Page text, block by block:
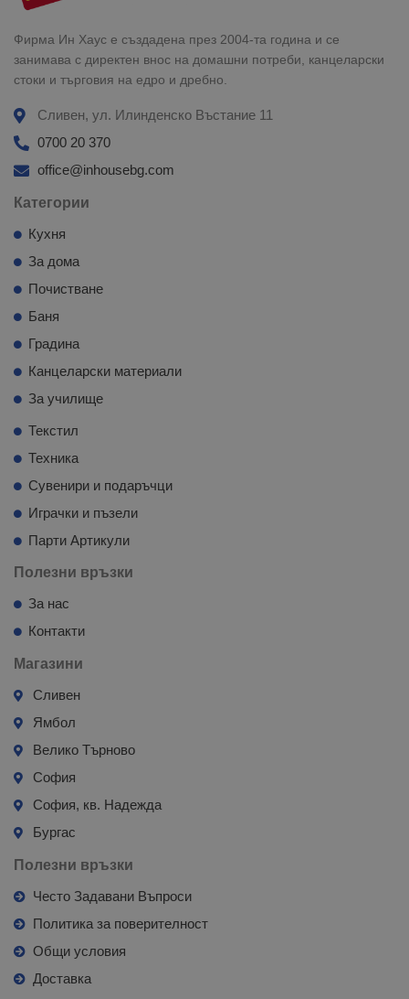
Фирма Ин Хаус е създадена през 2004-та година и се
занимава с директен внос на домашни потреби, канцеларски
стоки и търговия на едро и дребно.
Сливен, ул. Илинденско Въстание 11
0700 20 370
office@inhousebg.com
Категории
Кухня
За дома
Почистване
Баня
Градина
Канцеларски материали
За училище
Текстил
Техника
Сувенири и подаръчци
Играчки и пъзели
Парти Артикули
Полезни връзки
За нас
Контакти
Магазини
Сливен
Ямбол
Велико Търново
София
София, кв. Надежда
Бургас
Полезни връзки
Често Задавани Въпроси
Политика за поверителност
Общи условия
Доставка